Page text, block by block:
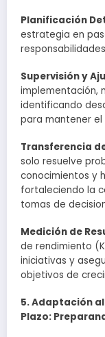
Planificación
estrategia en
Supervisión y
implementación,
identificando
para mantener el
Transferencia
solo resuelve
conocimientos y
fortaleciendo la
tomas de
Medición de
de rendimiento
iniciativas y
objetivos de
5. Adaptación
Plazo: